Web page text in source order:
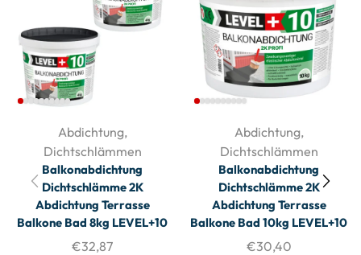
Abdichtung,
Dichtschlämmen
Balkonabdichtung
Dichtschlämme 2K
Abdichtung Terrasse
Balkone Bad 8kg LEVEL+10
€32,87
Abdichtung,
Dichtschlämmen
Balkonabdichtung
Dichtschlämme 2K
Abdichtung Terrasse
Balkone Bad 10kg LEVEL+10
€30,40